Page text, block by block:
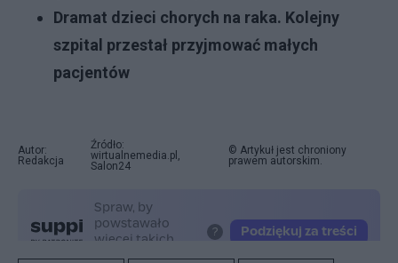
Dramat dzieci chorych na raka. Kolejny
szpital przestał przyjmować małych
pacjentów
Autor:
Redakcja
Źródło:
wirtualnemedia.pl,
Salon24
© Artykuł jest chroniony
prawem autorskim.